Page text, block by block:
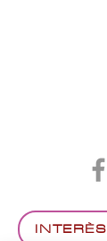
INTERÈS